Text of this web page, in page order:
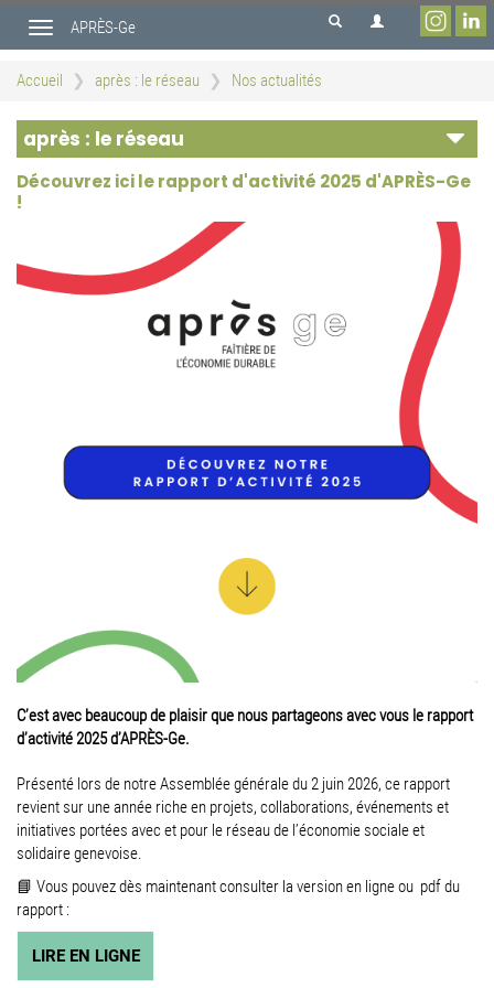
contenu
Toggle
navigation
APRÈS-Ge
Accueil après : le réseau Nos actualités
après : le réseau
Découvrez ici le rapport d'activité 2025 d'APRÈS-Ge
!
C’est avec beaucoup de plaisir que nous partageons avec vous le rapport
d’activité 2025 d’APRÈS-Ge.
Présenté lors de notre Assemblée générale du 2 juin 2026, ce rapport
revient sur une année riche en projets, collaborations, événements et
initiatives portées avec et pour le réseau de l’économie sociale et
solidaire genevoise.
📘 Vous pouvez dès maintenant consulter la version en ligne ou pdf du
rapport :
LIRE EN LIGNE